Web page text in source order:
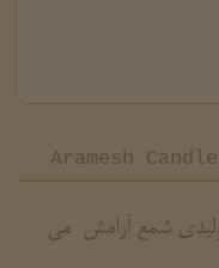
شمع آرامش می
Aramesh